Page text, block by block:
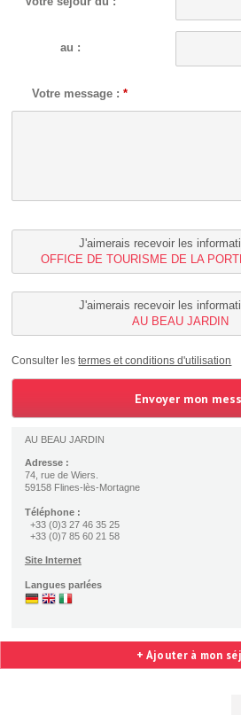
au :
Votre message : *
J'aimerais recevoir les
OFFICE DE TOURISME DE LA
J'aimerais recevoir les
AU BEAU JARDIN
Consulter lestermes et conditions d'utilisation
AU BEAU JARDIN
Adresse :
74, rue de Wiers.
59158 Flines-lès-Mortagne
Téléphone :
+33 (0)3 27 46 35 25
+33 (0)7 85 60 21 58
Site Internet
Langues parlées
+ Ajouter à mon